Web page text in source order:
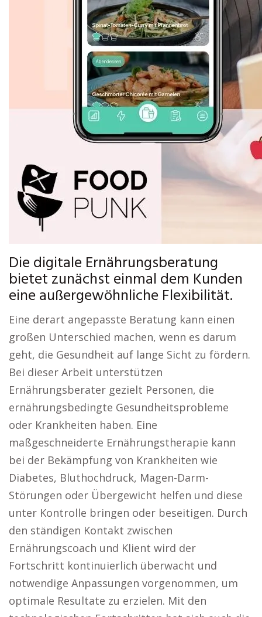
Die digitale Ernährungsberatung
bietet zunächst einmal dem Kunden
eine außergewöhnliche Flexibilität.
Eine derart angepasste Beratung kann einen
großen Unterschied machen, wenn es darum
geht, die Gesundheit auf lange Sicht zu fördern.
Bei dieser Arbeit unterstützen
Ernährungsberater gezielt Personen, die
ernährungsbedingte Gesundheitsprobleme
oder Krankheiten haben. Eine
maßgeschneiderte Ernährungstherapie kann
bei der Bekämpfung von Krankheiten wie
Diabetes, Bluthochdruck, Magen-Darm-
Störungen oder Übergewicht helfen und diese
unter Kontrolle bringen oder beseitigen. Durch
den ständigen Kontakt zwischen
Ernährungscoach und Klient wird der
Fortschritt kontinuierlich überwacht und
notwendige Anpassungen vorgenommen, um
optimale Resultate zu erzielen. Mit den